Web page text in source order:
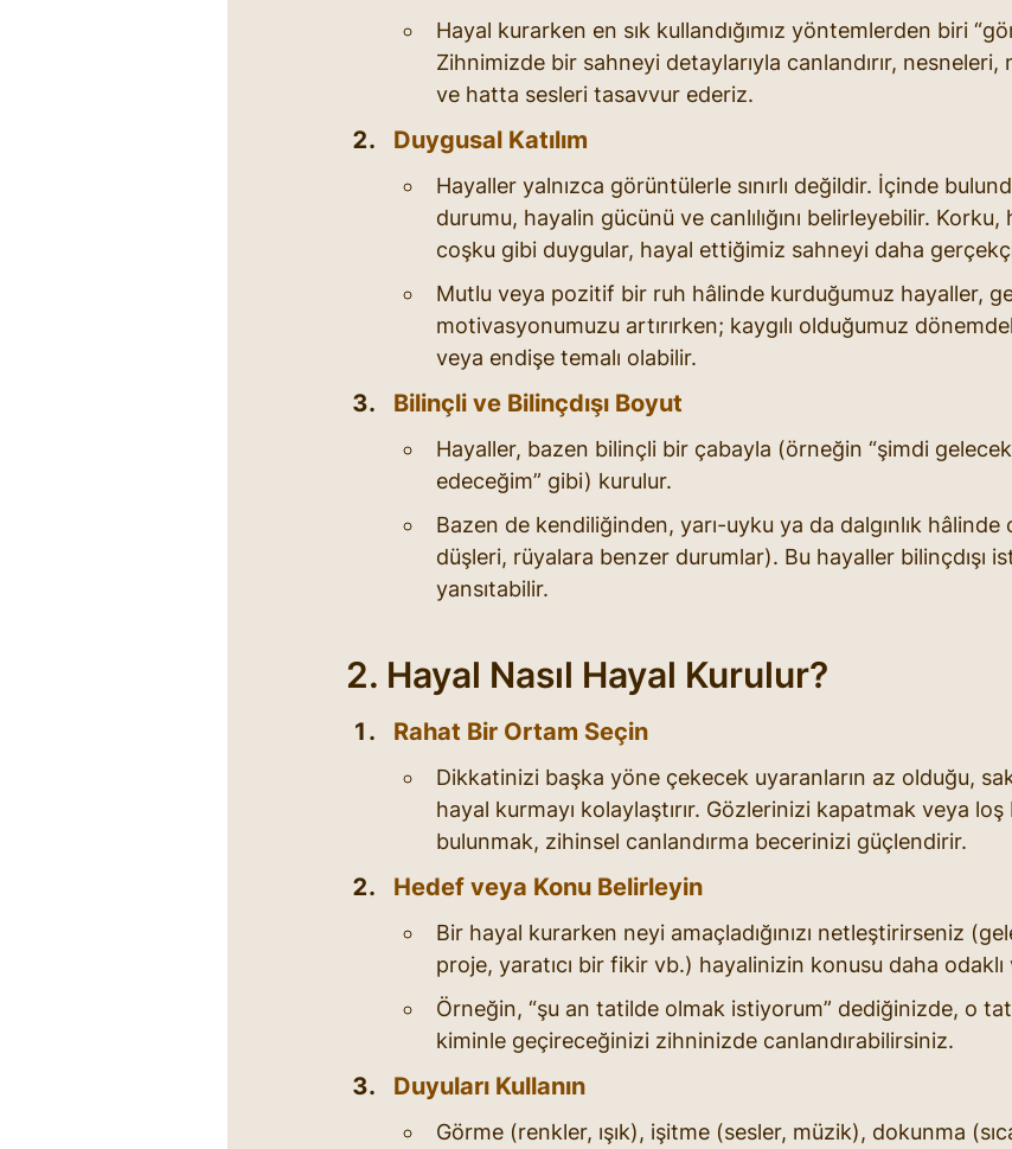
Hayal kurarken en sık kullandığımız yöntemlerden biri
Zihnimizde bir sahneyi detaylarıyla canlandırır, nesneleri,
ve hatta sesleri tasavvur ederiz.
Duygusal Katılım
Hayaller yalnızca görüntülerle sınırlı değildir. İçinde
durumu, hayalin gücünü ve canlılığını belirleyebilir.
coşku gibi duygular, hayal ettiğimiz sahneyi daha
Mutlu veya pozitif bir ruh hâlinde kurduğumuz hayaller,
motivasyonumuzu artırırken; kaygılı olduğumuz
veya endişe temalı olabilir.
Bilinçli ve Bilinçdışı Boyut
Hayaller, bazen bilinçli bir çabayla (örneğin “şimdi
edeceğim” gibi) kurulur.
Bazen de kendiliğinden, yarı-uyku ya da dalgınlık
düşleri, rüyalara benzer durumlar). Bu hayaller bilinçdışı
yansıtabilir.
2. Hayal Nasıl Hayal Kurulur?
Rahat Bir Ortam Seçin
Dikkatinizi başka yöne çekecek uyaranların az olduğu,
hayal kurmayı kolaylaştırır. Gözlerinizi kapatmak veya
bulunmak, zihinsel canlandırma becerinizi güçlendirir.
Hedef veya Konu Belirleyin
Bir hayal kurarken neyi amaçladığınızı netleştirirseniz
proje, yaratıcı bir fikir vb.) hayalinizin konusu daha odaklı
Örneğin, “şu an tatilde olmak istiyorum” dediğinizde, o
kiminle geçireceğinizi zihninizde canlandırabilirsiniz.
Duyuları Kullanın
Görme (renkler, ışık), işitme (sesler, müzik), dokunma